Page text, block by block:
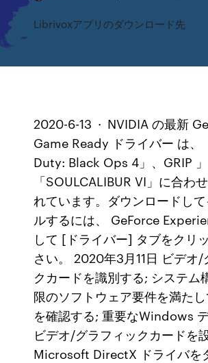
Librivoxアプリのダウンロード先
2020-6-13 · NVIDIA の最新
Game Ready ドライバー は、
Duty: Black Ops 4」、GRIP 」
「SOULCALIBUR VI」に合わ
れています。ダウンロードし
ルするには、 GeForce
して [ドライバー] タブをクリ
さい。 2020年3月11日 ビデオ/
クカードを識別する; システム
限のソフトウェア要件を満た
を確認する; 重要なWindows
ビデオ/グラフィックカードを
Microsoft DirectX ドライバを